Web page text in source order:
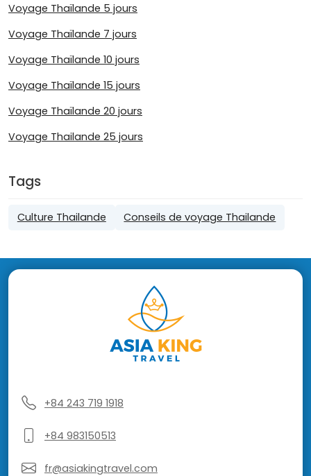
Voyage Thaïlande 5 jours
Voyage Thaïlande 7 jours
Voyage Thaïlande 10 jours
Voyage Thaïlande 15 jours
Voyage Thaïlande 20 jours
Voyage Thailande 25 jours
Tags
Culture Thailande Conseils de voyage Thailande
+84 243 719 1918
+84 983150513
fr@asiakingtravel.com